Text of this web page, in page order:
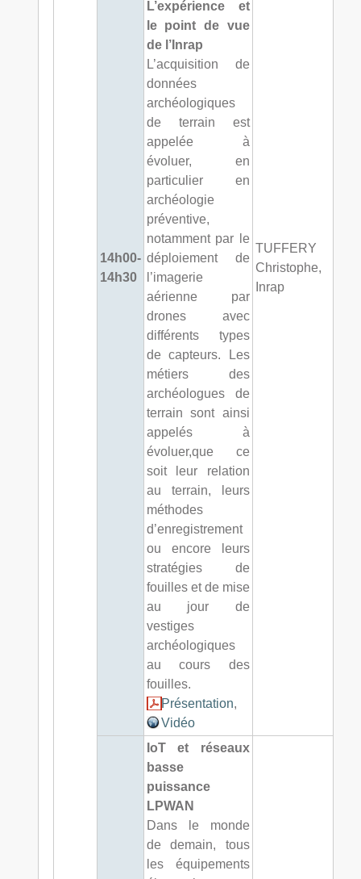
14h00-
14h30
L’expérience et
le point de vue
de l’Inrap
L’acquisition de
données
archéologiques
de terrain est
appelée à
évoluer, en
particulier en
archéologie
préventive,
notamment par le
déploiement de
l’imagerie
aérienne par
drones avec
différents types
de capteurs. Les
métiers des
archéologues de
terrain sont ainsi
appelés à
évoluer,que ce
soit leur relation
au terrain, leurs
méthodes
d’enregistrement
ou encore leurs
stratégies de
fouilles et de mise
au jour de
vestiges
archéologiques
au cours des
fouilles.
Présentation,
Vidéo
TUFFERY
Christophe,
Inrap
IoT et réseaux
basse
puissance
LPWAN
Dans le monde
de demain, tous
les équipements